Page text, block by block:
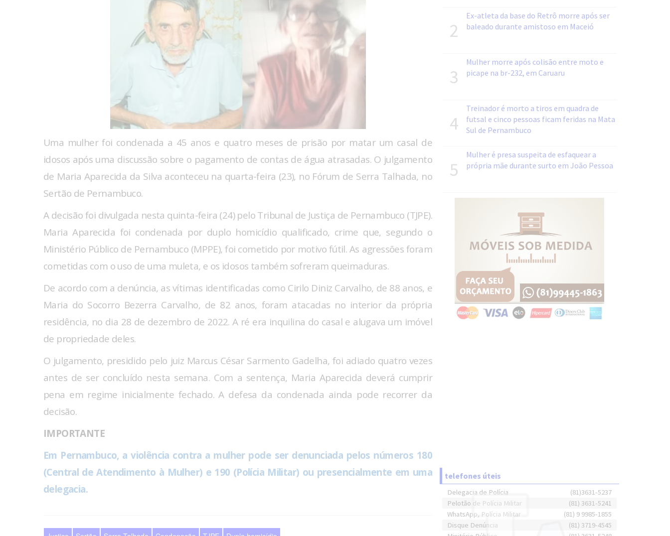
Uma mulher foi condenada a 45 anos e quatro meses de prisão por matar um casal de
idosos após uma discussão sobre o pagamento de contas de água atrasadas. O julgamento
de Maria Aparecida da Silva aconteceu na quarta-feira (23), no Fórum de Serra Talhada, no
Sertão de Pernambuco.
A decisão foi divulgada nesta quinta-feira (24) pelo Tribunal de Justiça de Pernambuco (TJPE).
Maria Aparecida foi condenada por duplo homicídio qualificado, crime que, segundo o
Ministério Público de Pernambuco (MPPE), foi cometido por motivo fútil. As agressões foram
cometidas com o uso de uma muleta, e os idosos também sofreram queimaduras.
De acordo com a denúncia, as vítimas identificadas como Cirilo Diniz Carvalho, de 88 anos, e
Maria do Socorro Bezerra Carvalho, de 82 anos, foram atacadas no interior da própria
residência, no dia 28 de dezembro de 2022. A ré era inquilina do casal e alugava um imóvel
de propriedade deles.
O julgamento, presidido pelo juiz Marcus César Sarmento Gadelha, foi adiado quatro vezes
antes de ser concluído nesta semana. Com a sentença, Maria Aparecida deverá cumprir
pena em regime inicialmente fechado. A defesa da condenada ainda pode recorrer da
decisão.
IMPORTANTE
Em Pernambuco, a violência contra a mulher pode ser denunciada pelos números 180
(Central de Atendimento à Mulher) e 190 (Polícia Militar) ou presencialmente em uma
delegacia.
2
Ex-atleta da base do Retrô morre após ser
baleado durante amistoso em Maceió
3
Mulher morre após colisão entre moto e
picape na br-232, em Caruaru
4
Treinador é morto a tiros em quadra de
futsal e cinco pessoas ficam feridas na Mata
Sul de Pernambuco
5
Mulher é presa suspeita de esfaquear a
própria mãe durante surto em João Pessoa
telefones úteis
Delegacia de Polícia
(81)3631-5237
Pelotão de Polícia Militar
(81) 3631-5241
WhatsApp, Polícia Militar
(81) 9 9985-1855
Disque Denúncia
(81) 3719-4545